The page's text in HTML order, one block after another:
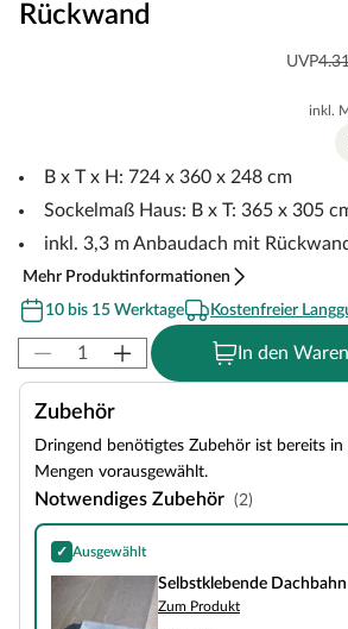
Rückwand
UVP
inkl.
B x T x H: 724 x 360 x 248 cm
Sockelmaß Haus: B x T: 365 x 305
inkl. 3,3 m Anbaudach mit
Mehr Produktinformationen
10 bis 15 Werktage
Kostenfreier
In den
Zubehör
Dringend benötigtes Zubehör ist bereits
Mengen vorausgewählt.
Notwendiges Zubehör (2)
✓ Ausgewählt
Selbstklebende Dachbahn Dachfolie
Selbstklebende
Zum Produkt